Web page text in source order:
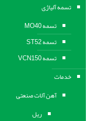
تسمه آلیاژی
تسمه MO40
تسمه ST52
تسمه VCN150
خدمات
آهن آلات صنعتی
ریل